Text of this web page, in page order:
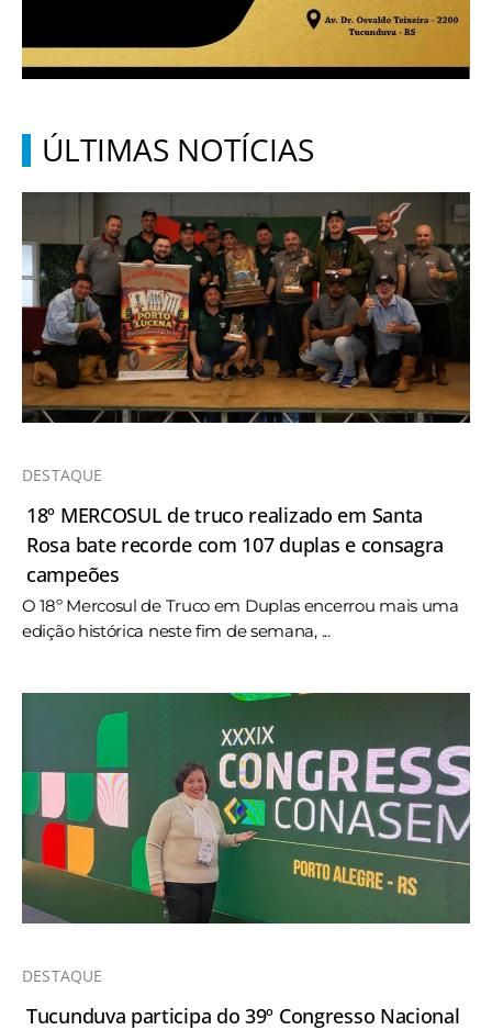
ÚLTIMAS NOTÍCIAS
DESTAQUE
18º MERCOSUL de truco realizado em Santa
Rosa bate recorde com 107 duplas e consagra
campeões
O 18º Mercosul de Truco em Duplas encerrou mais uma
edição histórica neste fim de semana, ...
DESTAQUE
Tucunduva participa do 39º Congresso Nacional